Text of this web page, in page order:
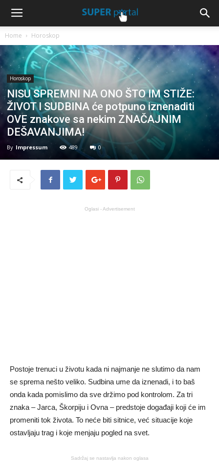
Home Horoskop
Horoskop
NISU SPREMNI NA ONO ŠTO IM STIŽE:
ŽIVOT I SUDBINA će potpuno iznenaditi
OVE znakove sa nekim ZNAČAJNIM
DEŠAVANJIMA!
By Impressum 489 0
Oglasi - Advertisement
Postoje trenuci u životu kada ni najmanje ne slutimo da nam
se sprema nešto veliko. Sudbina ume da iznenadi, i to baš
onda kada pomislimo da sve držimo pod kontrolom. Za tri
znaka – Jarca, Škorpiju i Ovna – predstoje događaji koji će im
promeniti tok života. To neće biti sitnice, već situacije koje
ostavljaju trag i koje menjaju pogled na svet.
Sadržaj se nastavlja nakon oglasa